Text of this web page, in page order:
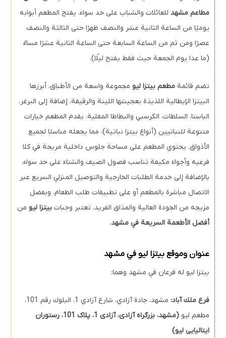
مطاعم مشهد للعائلات والشباب على حد سواء. يفتح المطعم أبوابه
يوميًا من الساعة الثانية عشر والنصف ظهرًا حتى الثالثة والنصف
عصرًا ومن ثم من الساعة السابعة حتى الساعة الثانية عشرًا مساءً
(ما عدا يوم الجمعة حيث فقط يفتح ليلًا).
تضم قائمةمطعم بيتزا ليو مجموعة واسعة من الأطباق، أبرزها
البيتزا الإيطالية اللذيذة بعجينتها اللينة والرقيقة، إضافة إلى البرغر،
الباستا، السلطات، الكرسبي والبطاطا المقلية. يقدم المطعم خيارات
متنوعة للنباتيين (أنواع بيتزا نباتية)، مما يجعله مناسبًا لجميع
الأذواق. يحتوي المطعم على مساحة جلوس داخلية مريحة في كلا
فرعيه وأجواء مكيفة تناسب فصول الصيف والشتاء على حد سواء،
بالإضافة إلى خدمة الطلبات الخارجية والتوصيل المنزلي السريع عبر
الاتصال مباشرة بالمطعم أو على تطبيقات طلب الطعام. وبفضل
مزيجه من الجودة العالية والمذاق الفريد، تعتبر وجباتبيتزا ليو من
أفضل الأطعمة السريعة في مشهد.
عنوان وموقع بيتزا ليو في مشهد
بيتزا ليو له فرعان في مشهد وهما:
فرع ملك آباد:
مشهد، جادة آزادي، شارع آزادي 1، البلوك رقم 101،
مطعم ليو(
مشهد، بزرگراه آزادی، آزادی 1، پلاک 101، رستوران
ایتالیایی لیو)